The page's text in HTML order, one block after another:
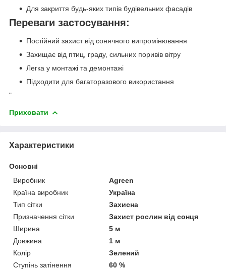
Для закриття будь-яких типів будівельних фасадів
Переваги застосування:
Постійний захист від сонячного випромінювання
Захищає від птиц, граду, сильних поривів вітру
Легка у монтажі та демонтажі
Підходити для багаторазового використання
"
Приховати
Характеристики
Основні
Виробник
Agreen
Країна виробник
Україна
Тип сітки
Захисна
Призначення сітки
Захист рослин від сонця
Ширина
5 м
Довжина
1 м
Колір
Зелений
Ступінь затінення
60 %